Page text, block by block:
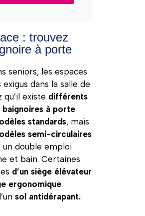
: trouvez
à porte
seniors, les espaces
dans la salle de
qu’il existe différents
baignoires à porte
standards, mais
semi-circulaires
double emploi
et bain. Certaines
d’un siège élévateur
ergonomique
sol antidérapant.